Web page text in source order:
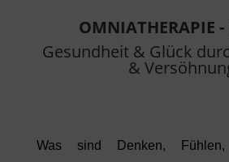
OMNIATHERAPIE
Gesundheit & Glück
&
Wassind Denken, Fühlen,